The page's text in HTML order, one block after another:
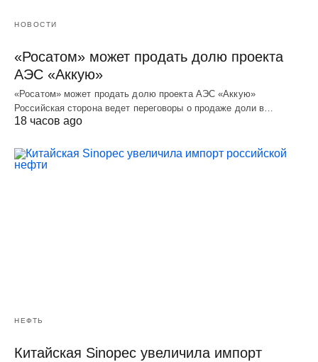
НОВОСТИ
«Росатом» может продать долю проекта
АЭС «Аккую»
«Росатом» может продать долю проекта АЭС «Аккую»
Российская сторона ведет переговоры о продаже доли в…
18 часов ago
НЕФТЬ
Китайская Sinopec увеличила импорт